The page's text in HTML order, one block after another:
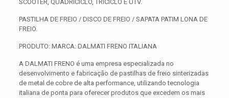
SCOOTER, QUADRICICLO, TRICICLO E UTV.
PASTILHA DE FREIO / DISCO DE FREIO / SAPATA PATIM LONA DE
FREIO.
PRODUTO: MARCA: DALMATI FRENO ITALIANA
A DALMATI FRENO é uma empresa especializada no
desenvolvimento e fabricação de pastilhas de freio sinterizadas
de metal de cobre de alta performance, utilizando tecnologia
italiana de ponta para oferecer produtos que excedem os mais